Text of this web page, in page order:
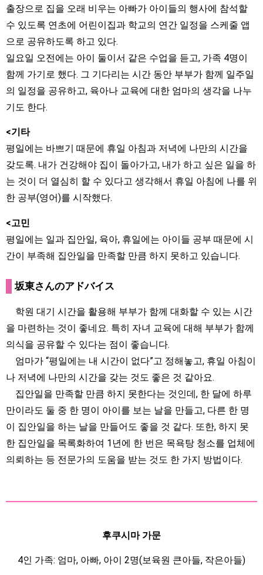
출장으로 집을 오래 비우는 아빠가 아이들의 행사에 참석할
수 있도록 연초에 어린이집과 학교의 연간 일정을 스케줄 앱
으로 공유하도록 하고 있다.
일요일 오전에는 아이 둘이서 같은 수업을 듣고, 가족 4명이
함께 가기로 했다. 그 기다리는 시간 동안 부부가 함께 일주일
의 일정을 공유하고, 육아나 교육에 대한 엄마의 생각을 나누
기도 한다.
<기타
평일에는 바쁘기 때문에 휴일 아침과 저녁에 나만의 시간을
갖도록. 내가 건강해야 집이 돌아가고, 내가 하고 싶은 일을 하
는 것이 더 열심히 할 수 있다고 생각해서 휴일 아침에 나를 위
한 공부(영어)를 시작했다.
<고민
평일에는 일과 집안일, 육아, 휴일에는 아이들 공부 때문에 시
간이 부족해 집안일을 만족할 만큼 하지 못하고 있습니다.
坂東さんのアドバイス
학원 대기 시간을 활용해 부부가 함께 대화할 수 있는 시간
을 마련하는 것이 좋네요. 특히 자녀 교육에 대해 부부가 함께
의식을 공유할 수 있다는 점이 좋습니다.
엄마가 “평일에는 내 시간이 없다”고 정해놓고, 휴일 아침이
나 저녁에 나만의 시간을 갖는 것도 좋은 것 같아요.
집안일을 만족할 만큼 하지 못한다는 것인데, 한 달에 하루
만이라도 둘 중 한 명이 아이를 보는 날을 만들고, 다른 한 명
이 집안일을 하는 날을 만들어도 좋을 것 같다. 또한, 하지 못
한 집안일을 목록화하여 1년에 한 번은 목욕탕 청소를 업체에
의뢰하는 등 전문가의 도움을 받는 것도 한 가지 방법이다.
후쿠시마 가문
4인 가족: 엄마, 아빠, 아이 2명(보육원 큰아들, 작은아들)